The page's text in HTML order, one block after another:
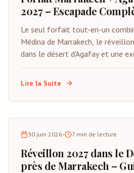
2027 – Escapade
Le seul forfait tout-en-un
Médina de Marrakech, le
dans le désert d'Agafay et une
montagnes de l'Atlas. Du 29
2027. Tout inclus sauf les vols.
Lire la Suite
30 juin 2026• 7 min de lecture
Réveillon 2027 dans le
près de Marrakech –